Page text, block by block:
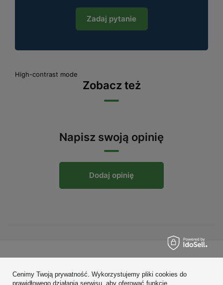
Zadaj pytanie
High-contrast mode
Zobacz też
Napisz swoją opinię
Dodaj opinię
Konto
Cenimy Twoją prywatność. Wykorzystujemy pliki cookies do
prawidłowego działania serwisu, aby oferować funkcje